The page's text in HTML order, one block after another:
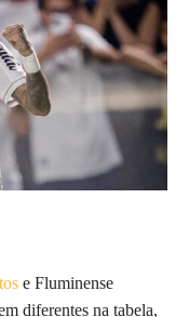
e Fluminense
diferentes na tabela,